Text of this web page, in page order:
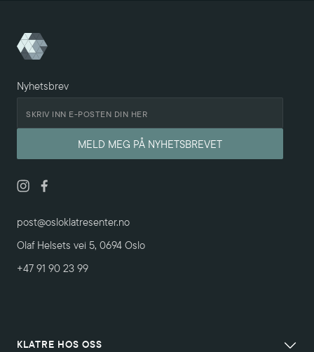
Nyhetsbrev
post@osloklatresenter.no
Olaf Helsets vei 5, 0694 Oslo
+47 91 90 23 99
KLATRE HOS OSS